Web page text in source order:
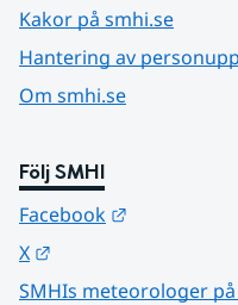
Kakor på smhi.se
Hantering av
Om smhi.se
Följ SMHI
Facebook
X
SMHIs meteorologer på